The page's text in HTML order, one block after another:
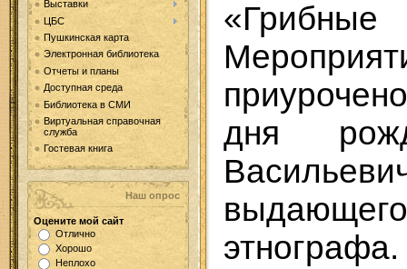
Выставки
ЦБС
Пушкинская карта
Электронная библиотека
Отчеты и планы
Доступная среда
Библиотека в СМИ
Виртуальная справочная
служба
Гостевая книга
Наш опрос
Оцените мой сайт
Отлично
Хорошо
Неплохо
дня
этнографа.